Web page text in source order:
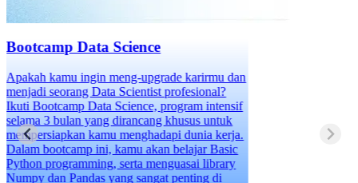
Bootcamp Data Science
Apakah kamu ingin meng-upgrade karirmu dan
menjadi seorang Data Scientist profesional?
Ikuti Bootcamp Data Science, program intensif
selama 3 bulan yang dirancang khusus untuk
mempersiapkan kamu menghadapi dunia kerja.
Dalam bootcamp ini, kamu akan belajar Basic
Python programming, serta menguasai library
Numpy dan Pandas yang sangat penting di